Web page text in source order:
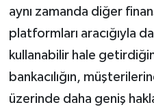
aynı zamanda diğer
platformları aracığıyla
kullanabilir hale
bankacılığın,
üzerinde daha geniş